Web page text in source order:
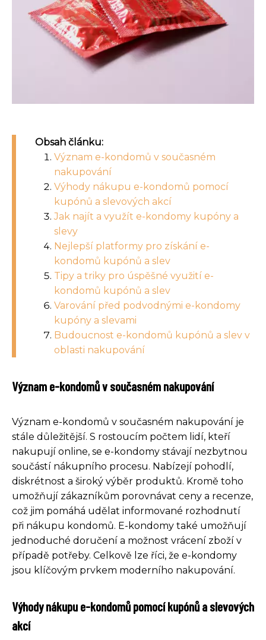
Obsah článku:
Význam e-kondomů v současném
nakupování
Výhody nákupu e-kondomů pomocí
kupónů a slevových akcí
Jak najít a využít e-kondomy kupóny a
slevy
Nejlepší platformy pro získání e-
kondomů kupónů a slev
Tipy a triky pro úspěšné využití e-
kondomů kupónů a slev
Varování před podvodnými e-kondomy
kupóny a slevami
Budoucnost e-kondomů kupónů a slev v
oblasti nakupování
Význam e-kondomů v současném nakupování
Význam e-kondomů v současném nakupování je
stále důležitější. S rostoucím počtem lidí, kteří
nakupují online, se e-kondomy stávají nezbytnou
součástí nákupního procesu. Nabízejí pohodlí,
diskrétnost a široký výběr produktů. Kromě toho
umožňují zákazníkům porovnávat ceny a recenze,
což jim pomáhá udělat informované rozhodnutí
při nákupu kondomů. E-kondomy také umožňují
jednoduché doručení a možnost vrácení zboží v
případě potřeby. Celkově lze říci, že e-kondomy
jsou klíčovým prvkem moderního nakupování.
Výhody nákupu e-kondomů pomocí kupónů a slevových
akcí